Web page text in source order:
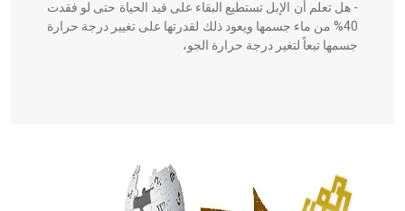
- هل تعلم أن الإبل تستطيع البقاء على قيد الحياة حتى لو فقدت
40% من ماء جسمها ويعود ذلك لقدرتها على تغيير درجة حرارة
جسمها تبعاً لتغير درجة حرارة الجو،
الحكم، الأدلة، تنظيم التغذية، ورسالته في جروح الرأس. ويعود
له الفضل بأنه حرر الطب من الدين والفلسفة.